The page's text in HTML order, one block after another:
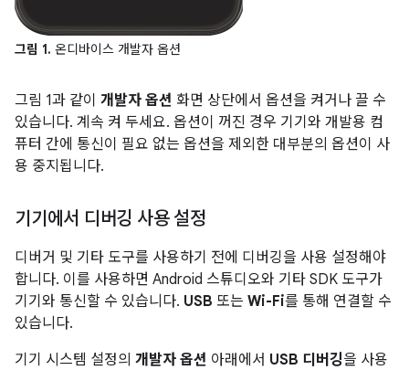
그림 1. 온디바이스 개발자 옵션
그림 1과 같이 개발자 옵션 화면 상단에서 옵션을 켜거나 끌 수
있습니다. 계속 켜 두세요. 옵션이 꺼진 경우 기기와 개발용 컴
퓨터 간에 통신이 필요 없는 옵션을 제외한 대부분의 옵션이 사
용 중지됩니다.
기기에서 디버깅 사용 설정
디버거 및 기타 도구를 사용하기 전에 디버깅을 사용 설정해야
합니다. 이를 사용하면 Android 스튜디오와 기타 SDK 도구가
기기와 통신할 수 있습니다. USB 또는 Wi-Fi를 통해 연결할 수
있습니다.
기기 시스템 설정의 개발자 옵션 아래에서 USB 디버깅을 사용